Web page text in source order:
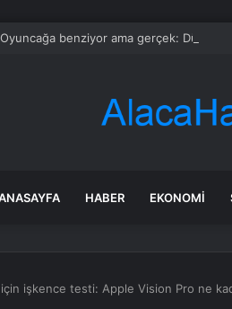
Oyuncağa benziyor ama gerçek:
HABER EKONOMI
işkence testi: Apple Vision Pro ne